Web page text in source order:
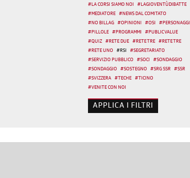
#LA CORSI SIAMO NOI #LAGIOVENTÙDIBATTE
#MEDIATORE #NEWS DAL COMITATO
#NO BILLAG #OPINIONI #OSI #PERSONAGGI
#PILLOLE #PROGRAMMI #PUBLIC VALUE
#QUIZ #RETE DUE #RETE TRE #RETE TRE
#RETE UNO #RSI #SEGRETARIATO
#SERVIZIO PUBBLICO #SOCI #SONDAGGIO
#SONDAGGIO #SOSTEGNO #SRG SSR #SSR
#SVIZZERA # TECHE # TICINO
#VENITE CON NOI